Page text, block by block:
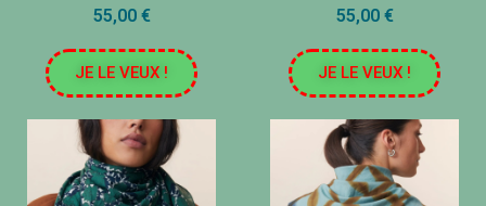
55,00 €
JE LE VEUX !
55,00 €
JE LE VEUX !